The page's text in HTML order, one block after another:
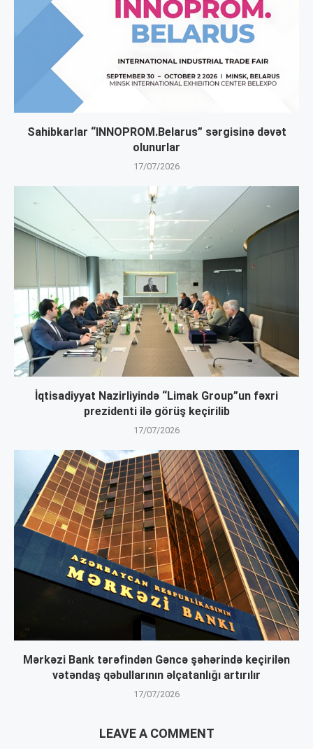
Sahibkarlar “INNOPROM.Belarus” sərgisinə dəvət
olunurlar
17/07/2026
İqtisadiyyat Nazirliyində “Limak Group”un fəxri
prezidenti ilə görüş keçirilib
17/07/2026
Mərkəzi Bank tərəfindən Gəncə şəhərində keçirilən
vətəndaş qəbullarının əlçatanlığı artırılır
17/07/2026
LEAVE A COMMENT